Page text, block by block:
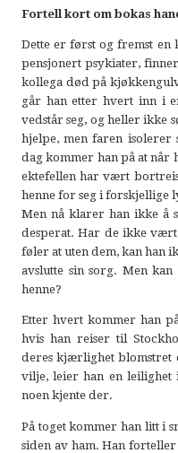
Fortell kort om bokas
Dette er først og fremst
pensjonert psykiater,
kollega død på
går han etter hvert inn i
vedstår seg, og heller ikke
hjelpe, men faren isolerer
dag kommer han på at
ektefellen har vært
henne for seg i forskjellige
Men nå klarer han ikke å
desperat. Har de ikke vært
føler at uten dem, kan han
avslutte sin sorg. Men
henne?
Etter hvert kommer han
hvis han reiser til
deres kjærlighet blomstret
vilje, leier han en leilighet
noen kjente der.
På toget kommer han litt i
siden av ham. Han forteller